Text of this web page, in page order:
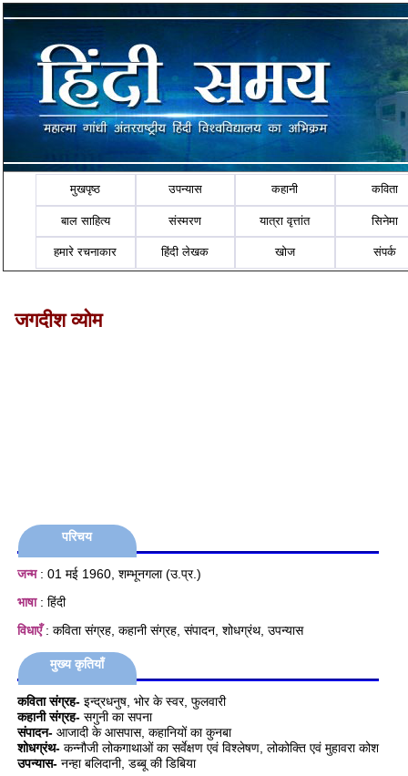
मुखपृष्ठ उपन्यास कहानी कविता
बाल साहित्य संस्मरण यात्रा वृत्तांत सिनेमा
हमारे रचनाकार हिंदी लेखक खोज संपर्क
जगदीश व्योम
परिचय
जन्म: 01 मई 1960, शम्भूनगला (उ.प्र.)
भाषा: हिंदी
विधाएँ: कविता संग्रह, कहानी संग्रह, संपादन, शोधग्रंथ, उपन्यास
मुख्य कृतियाँ
कविता संग्रह- इन्द्रधनुष, भोर के स्वर, फुलवारी
कहानी संग्रह- सगुनी का सपना
संपादन- आजादी के आसपास, कहानियों का कुनबा
शोधग्रंथ- कन्नौजी लोकगाथाओं का सर्वेक्षण एवं विश्लेषण, लोकोक्ति एवं मुहावरा कोश
उपन्यास- नन्हा बलिदानी, डब्बू की डिबिया